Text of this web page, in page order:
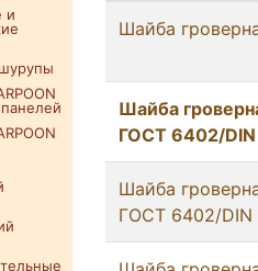
и
Шайба
Шайба
ГОСТ 6402/DIN
Шайба
ГОСТ 6402/DIN